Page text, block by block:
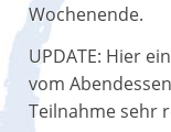
Wochenende.
UPDATE: Hier
vom
Teilnahme sehr